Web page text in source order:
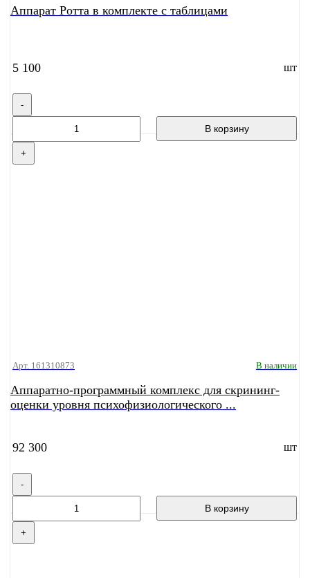
Аппарат Ротта в комплекте с таблицами
5 100 шт
-
+
В корзину
Арт. 161310873 В наличии
Аппаратно-программный комплекс для скрининг-
оценки уровня психофизиологического ...
92 300 шт
-
+
В корзину